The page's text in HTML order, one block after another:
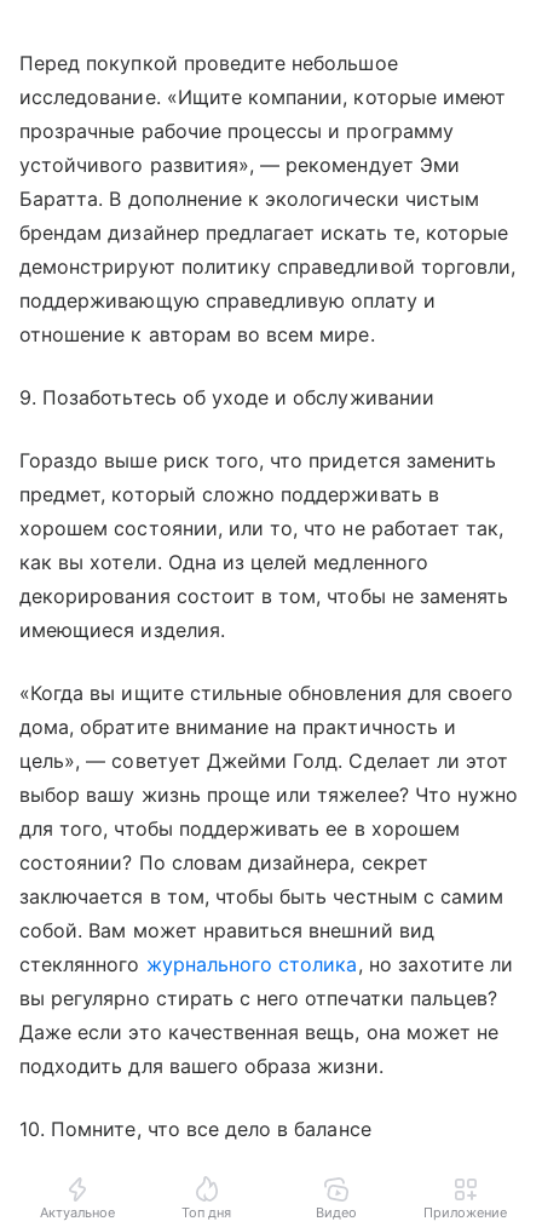
Перед покупкой проведите небольшое
исследование. «Ищите компании, которые имеют
прозрачные рабочие процессы и программу
устойчивого развития», — рекомендует Эми
Баратта. В дополнение к экологически чистым
брендам дизайнер предлагает искать те, которые
демонстрируют политику справедливой торговли,
поддерживающую справедливую оплату и
отношение к авторам во всем мире.
9. Позаботьтесь об уходе и обслуживании
Гораздо выше риск того, что придется заменить
предмет, который сложно поддерживать в
хорошем состоянии, или то, что не работает так,
как вы хотели. Одна из целей медленного
декорирования состоит в том, чтобы не заменять
имеющиеся изделия.
«Когда вы ищите стильные обновления для своего
дома, обратите внимание на практичность и
цель», — советует Джейми Голд. Сделает ли этот
выбор вашу жизнь проще или тяжелее? Что нужно
для того, чтобы поддерживать ее в хорошем
состоянии? По словам дизайнера, секрет
заключается в том, чтобы быть честным с самим
собой. Вам может нравиться внешний вид
стеклянного журнального столика, но захотите ли
вы регулярно стирать с него отпечатки пальцев?
Даже если это качественная вещь, она может не
подходить для вашего образа жизни.
10. Помните, что все дело в балансе
Актуальное Топ дня Видео Приложение